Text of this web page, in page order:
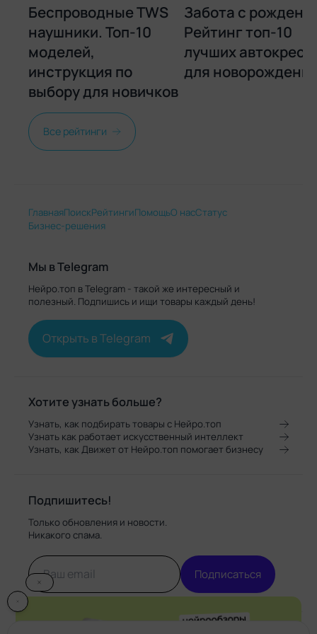
варианты питания – 220 и 12 В.
Минусы
Не установлены.
3 место
Плюсы
вместительность, стабильная работа.
Минусы
Нет переходника на 220 В.
AUTOPROFI CB-20L
AC/DC
2 варианта питания, 2 рабочих режима,
удобство пользования, хорошая
термоизоляция, доступная цена.
Минусы
Нет.
Беспроводные TWS
наушники. Топ-10
моделей,
инструкция по
выбору для новичков
Забота с
Рейтинг топ-10
лучших
для
Все рейтинги
ГлавнаяПоискРейтингиПомощьО насСтатус
Бизнес-решения
Мы в Telegram
Нейро.топ в Telegram - такой же интересный и
полезный. Подпишись и ищи товары каждый день!
Открыть в Telegram
Хотите узнать больше?
Узнать, как подбирать товары с Нейро.топ
Узнать как работает искусственный интеллект
Узнать, как Движет от Нейро.топ помогает бизнесу
Подпишитесь!
Только обновления и новости.
Никакого спама.
Подписаться